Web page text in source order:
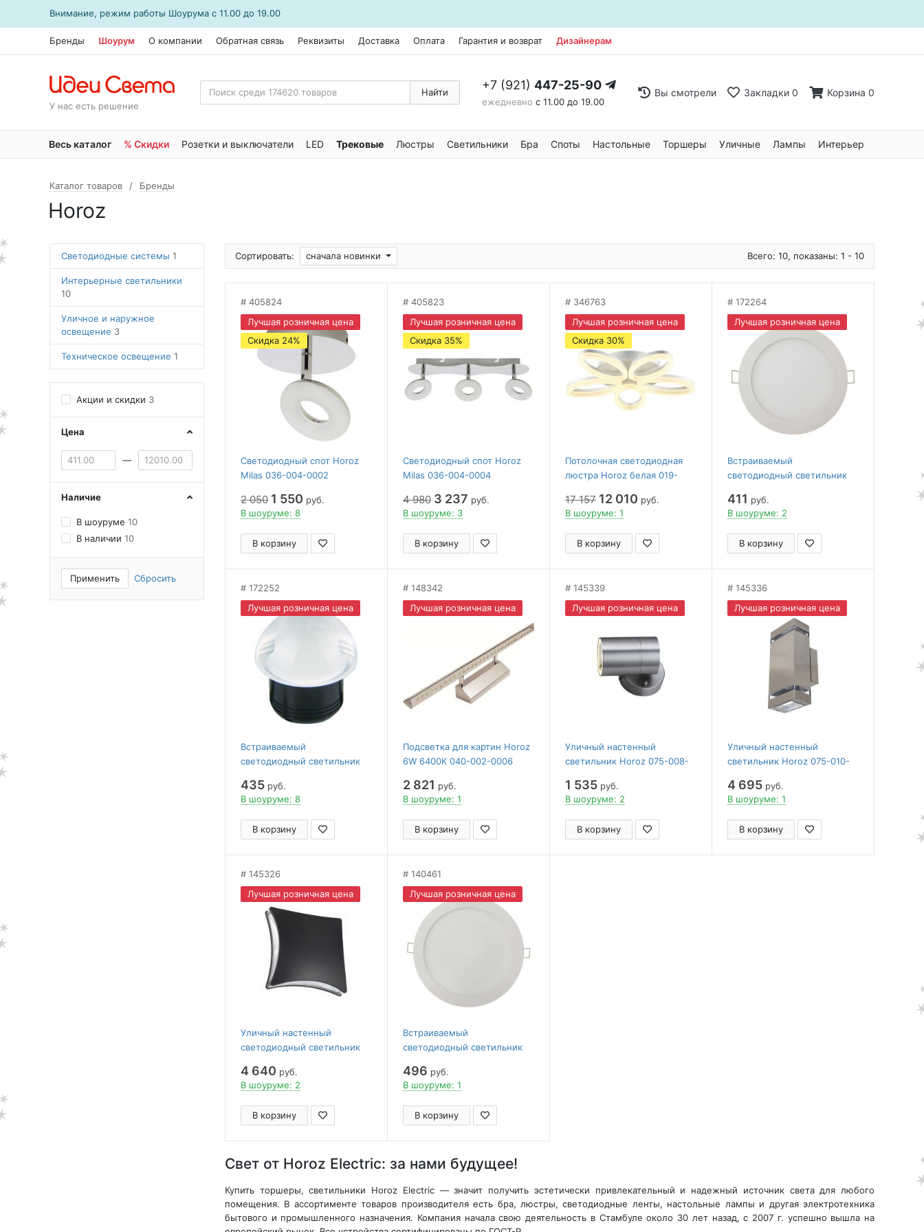
Внимание, режим работы Шоурума с 11.00 до 19.00
Бренды Шоурум О компании Обратная связь Реквизиты Доставка Оплата Гарантия и возврат Дизайнерам
У нас есть решение
Найти +7 (921) 447-25-90
ежедневно с 11.00 до 19.00
Вы смотрели Закладки 0 Корзина 0
Весь каталог % Скидки Розетки и выключатели LED Трековые Люстры Светильники Бра Споты Настольные Торшеры Уличные Лампы Интерьер
Каталог товаров Бренды
Horoz
Светодиодные системы 1
Интерьерные светильники
10
Уличное и наружное
освещение 3
Техническое освещение 1
Акции и скидки 3
Цена
—
Наличие
В шоуруме 10
В наличии 10
Применить Сбросить
Сортировать: сначала новинки Всего: 10, показаны: 1 - 10
405824
Лучшая розничная цена
Скидка 24%
Светодиодный спот Horoz
Milas 036-004-0002
2 050 1 550 руб.
В шоуруме: 8
В корзину
405823
Лучшая розничная цена
Скидка 35%
Светодиодный спот Horoz
Milas 036-004-0004
4 980 3 237 руб.
В шоуруме: 3
В корзину
346763
Лучшая розничная цена
Скидка 30%
Потолочная светодиодная
люстра Horoz белая 019-
17 157 12 010 руб.
В шоуруме: 1
В корзину
172264
Лучшая розничная цена
Встраиваемый
светодиодный светильник
056-003-0012
411 руб.
В шоуруме: 2
В корзину
172252
Лучшая розничная цена
Встраиваемый
светодиодный светильник
435 руб.
В шоуруме: 8
В корзину
148342
Лучшая розничная цена
Подсветка для картин Horoz
6W 6400K 040-002-0006
2 821 руб.
В шоуруме: 1
В корзину
145339
Лучшая розничная цена
Уличный настенный
светильник Horoz 075-008-
1 535 руб.
В шоуруме: 2
В корзину
145336
Лучшая розничная цена
Уличный настенный
светильник Horoz 075-010-
4 695 руб.
В шоуруме: 1
В корзину
145326
Лучшая розничная цена
Уличный настенный
светодиодный светильник
0006 (HL240L)
4 640 руб.
В шоуруме: 2
В корзину
140461
Лучшая розничная цена
Встраиваемый
светодиодный светильник
056-003-0015
496 руб.
В шоуруме: 1
В корзину
Свет от Horoz Electric: за нами будущее!
Купить торшеры, светильники Horoz Electric — значит получить эстетически привлекательный и надежный источник света для любого
помещения. В ассортименте товаров производителя есть бра, люстры, светодиодные ленты, настольные лампы и другая электротехника
бытового и промышленного назначения. Компания начала свою деятельность в Стамбуле около 30 лет назад, с 2007 г. успешно вышла на